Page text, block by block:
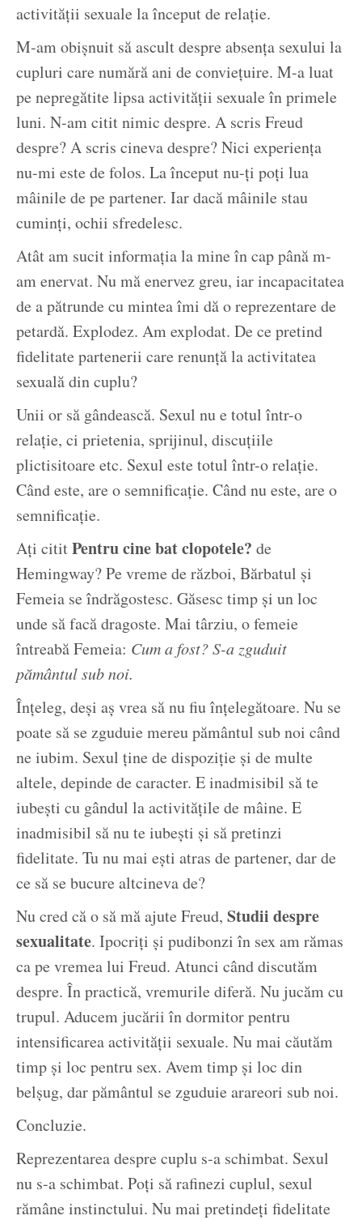
activității sexuale la început de relație.
M-am obișnuit să ascult despre absența sexului la
cupluri care numără ani de conviețuire. M-a luat
pe nepregătite lipsa activității sexuale în primele
luni. N-am citit nimic despre. A scris Freud
despre? A scris cineva despre? Nici experiența
nu-mi este de folos. La început nu-ți poți lua
mâinile de pe partener. Iar dacă mâinile stau
cuminți, ochii sfredelesc.
Atât am sucit informația la mine în cap până m-
am enervat. Nu mă enervez greu, iar incapacitatea
de a pătrunde cu mintea îmi dă o reprezentare de
petardă. Explodez. Am explodat. De ce pretind
fidelitate partenerii care renunță la activitatea
sexuală din cuplu?
Unii or să gândească. Sexul nu e totul într-o
relație, ci prietenia, sprijinul, discuțiile
plictisitoare etc. Sexul este totul într-o relație.
Când este, are o semnificație. Când nu este, are o
semnificație.
Ați cititPentru cine bat clopotele? de
Hemingway? Pe vreme de război, Bărbatul și
Femeia se îndrăgostesc. Găsesc timp și un loc
unde să facă dragoste. Mai târziu, o femeie
întreabă Femeia: Cum a fost? S-a zguduit
pământul sub noi.
Înțeleg, deși aș vrea să nu fiu înțelegătoare. Nu se
poate să se zguduie mereu pământul sub noi când
ne iubim. Sexul ține de dispoziție și de multe
altele, depinde de caracter. E inadmisibil să te
iubești cu gândul la activitățile de mâine. E
inadmisibil să nu te iubești și să pretinzi
fidelitate. Tu nu mai ești atras de partener, dar de
ce să se bucure altcineva de?
Nu cred că o să mă ajute Freud, Studii despre
sexualitate. Ipocriți și pudibonzi în sex am rămas
ca pe vremea lui Freud. Atunci când discutăm
despre. În practică, vremurile diferă. Nu jucăm cu
trupul. Aducem jucării în dormitor pentru
intensificarea activității sexuale. Nu mai căutăm
timp și loc pentru sex. Avem timp și loc din
belșug, dar pământul se zguduie arareori sub noi.
Concluzie.
Reprezentarea despre cuplu s-a schimbat. Sexul
nu s-a schimbat. Poți să rafinezi cuplul, sexul
rămâne instinctului. Nu mai pretindeți fidelitate